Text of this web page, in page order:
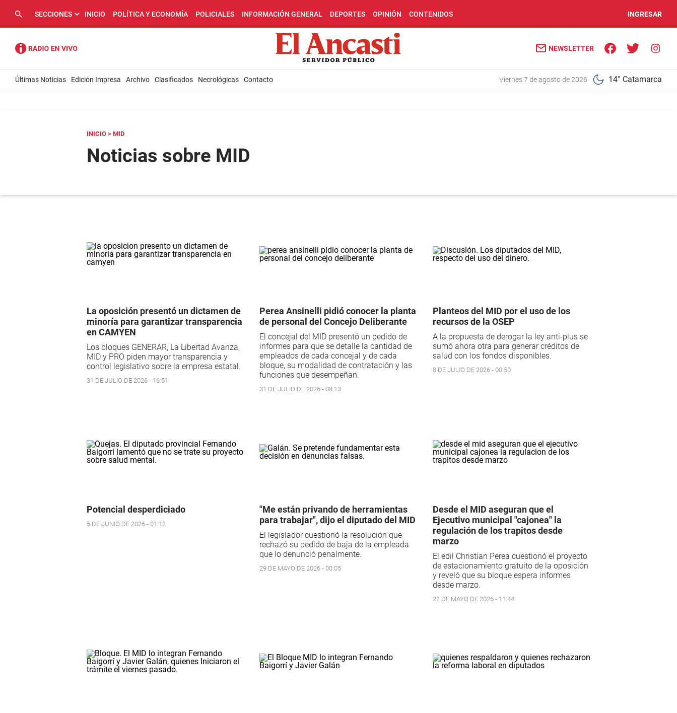
SECCIONES INICIO POLÍTICA Y ECONOMÍA POLICIALES INFORMACIÓN GENERAL DEPORTES OPINIÓN CONTENIDOS INGRESAR
NEWSLETTER
Últimas Noticias Edición Impresa Archivo Clasificados Necrológicas Contacto viernes 7 de agosto de 2026 14° Catamarca
INICIO > MID
Noticias sobre MID
La oposición presentó un dictamen de
minoría para garantizar transparencia
en CAMYEN
Los bloques GENERAR, La Libertad Avanza,
MID y PRO piden mayor transparencia y
control legislativo sobre la empresa estatal.
31 DE JULIO DE 2026 - 16:51
Perea Ansinelli pidió conocer la planta
de personal del Concejo Deliberante
El concejal del MID presentó un pedido de
informes para que se detalle la cantidad de
empleados de cada concejal y de cada
bloque, su modalidad de contratación y las
funciones que desempeñan.
31 DE JULIO DE 2026 - 08:13
Planteos del MID por el uso de los
recursos de la OSEP
A la propuesta de derogar la ley anti-plus se
sumó ahora otra para generar créditos de
salud con los fondos disponibles.
8 DE JULIO DE 2026 - 00:50
Potencial desperdiciado
5 DE JUNIO DE 2026 - 01:12
"Me están privando de herramientas
para trabajar", dijo el diputado del MID
El legislador cuestionó la resolución que
rechazó su pedido de baja de la empleada
que lo denunció penalmente.
29 DE MAYO DE 2026 - 00:05
Desde el MID aseguran que el
Ejecutivo municipal "cajonea" la
regulación de los trapitos desde
marzo
El edil Christian Perea cuestionó el proyecto
de estacionamiento gratuito de la oposición
y reveló que su bloque espera informes
desde marzo.
22 DE MAYO DE 2026 - 11:44